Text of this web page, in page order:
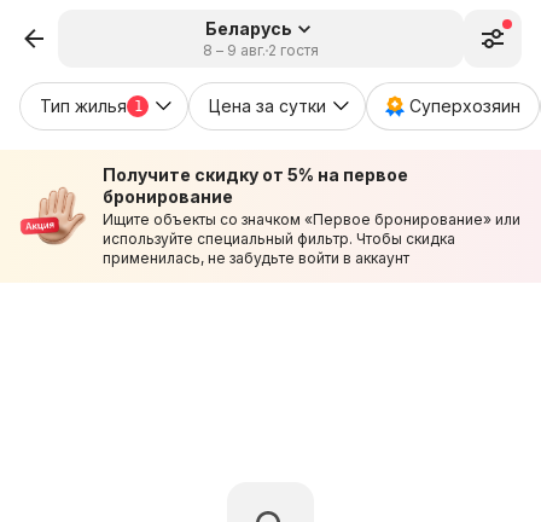
Беларусь
8 – 9 авг. 2 гостя
Тип жилья 1 Цена за сутки Суперхозяин
Получите скидку от 5% на первое
бронирование
Ищите объекты со значком «Первое бронирование» или
используйте специальный фильтр. Чтобы скидка
применилась, не забудьте войти в аккаунт